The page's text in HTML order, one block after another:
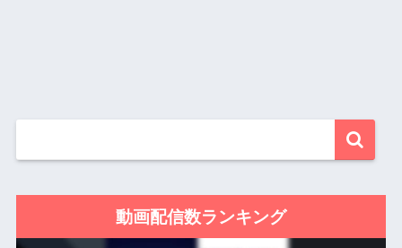
動画配信数ランキング